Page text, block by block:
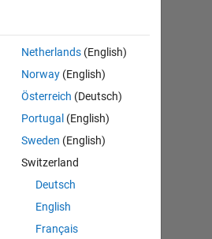
Netherlands (English)
Norway (English)
Österreich (Deutsch)
Portugal (English)
Sweden (English)
Switzerland
Deutsch
English
Français